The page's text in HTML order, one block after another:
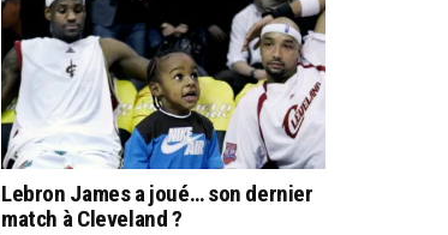
Lebron James a joué… son dernier
match à Cleveland ?